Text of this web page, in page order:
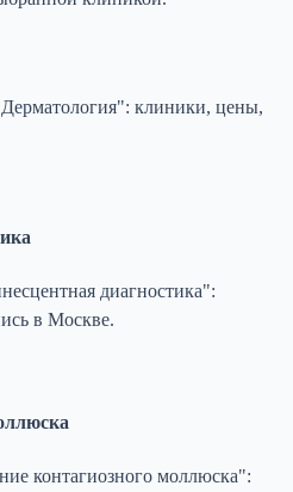
клиники, цены,
диагностика":
в Москве.
контагиозного моллюска":